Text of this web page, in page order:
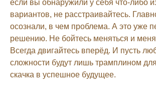
если вы обнаружили у себя что-либо
вариантов, не расстраивайтесь.
осознали, в чем проблема. А это уже
решению. Не бойтесь меняться и
Всегда двигайтесь вперёд. И пусть
сложности будут лишь трамплином
скачка в успешное будущее.